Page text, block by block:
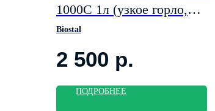
1000C 1л (узкое горло,
черный)
Biostal
2 500 р.
ПОДРОБНЕЕ